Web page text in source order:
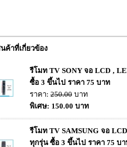
ค้าที่เกี่ยวข้อง
รีโมท TV SONY จอ LCD ,
ซื้อ 3 ขึ้นไป ราคา 75 บาท
ราคา: 250.00 บาท
พิเศษ: 150.00 บาท
รีโมท TV SAMSUNG จอ
ทุกรุ่น ซื้อ 3 ขึ้นไป ราคา 75 บ